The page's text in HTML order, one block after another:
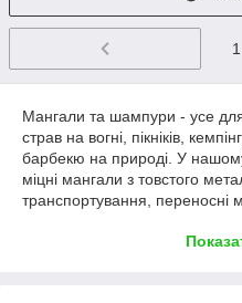
1
Мангали та шампури - усе
страв на вогні, пікніків,
барбекю на природі. У
міцні мангали з товстого
транспортування, переносні
користування, а також якісні